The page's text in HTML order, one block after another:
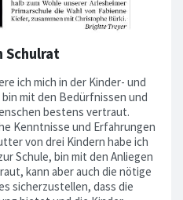
Schulrat
ich mich in der Kinder- und
mit den Bedürfnissen und
bestens vertraut.
Kenntnisse und Erfahrungen
von drei Kindern habe ich
Schule, bin mit den Anliegen
kann aber auch die nötige
sicherzustellen, dass die